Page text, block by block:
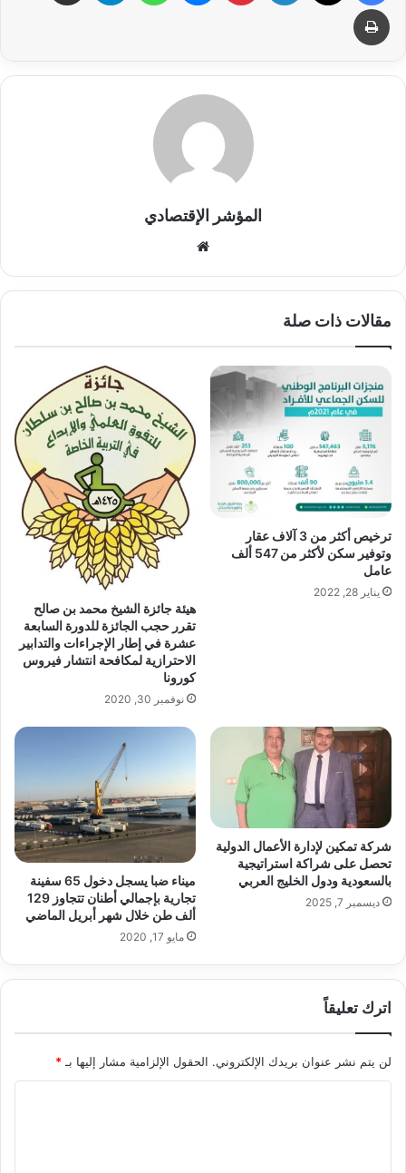
طباعة
المؤشر الإقتصادي
مقالات ذات صلة
ترخيص أكثر من 3 آلاف عقار
وتوفير سكن لأكثر من 547 ألف
عامل
يناير 28, 2022
هيئة جائزة الشيخ محمد بن صالح
تقرر حجب الجائزة للدورة السابعة
عشرة في إطار الإجراءات والتدابير
الاحترازية لمكافحة انتشار فيروس
كورونا
نوفمبر 30, 2020
شركة تمكين لإدارة الأعمال الدولية
تحصل على شراكة استراتيجية
بالسعودية ودول الخليج العربي
ديسمبر 7, 2025
ميناء ضبا يسجل دخول 65 سفينة
تجارية بإجمالي أطنان تتجاوز 129
ألف طن خلال شهر أبريل الماضي
مايو 17, 2020
اترك تعليقاً
لن يتم نشر عنوان بريدك الإلكتروني. الحقول الإلزامية مشار إليها بـ *